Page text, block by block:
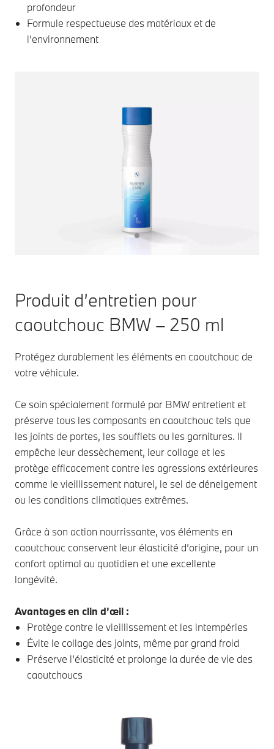
profondeur
Formule respectueuse des matériaux et de
l’environnement
Produit d’entretien pour
caoutchouc BMW – 250 ml
Protégez durablement les éléments en caoutchouc de
votre véhicule.
Ce soin spécialement formulé par BMW entretient et
préserve tous les composants en caoutchouc tels que
les joints de portes, les soufflets ou les garnitures. Il
empêche leur dessèchement, leur collage et les
protège efficacement contre les agressions extérieures
comme le vieillissement naturel, le sel de déneigement
ou les conditions climatiques extrêmes.
Grâce à son action nourrissante, vos éléments en
caoutchouc conservent leur élasticité d’origine, pour un
confort optimal au quotidien et une excellente
longévité.
Avantages en clin d’œil :
Protège contre le vieillissement et les intempéries
Évite le collage des joints, même par grand froid
Préserve l’élasticité et prolonge la durée de vie des
caoutchoucs